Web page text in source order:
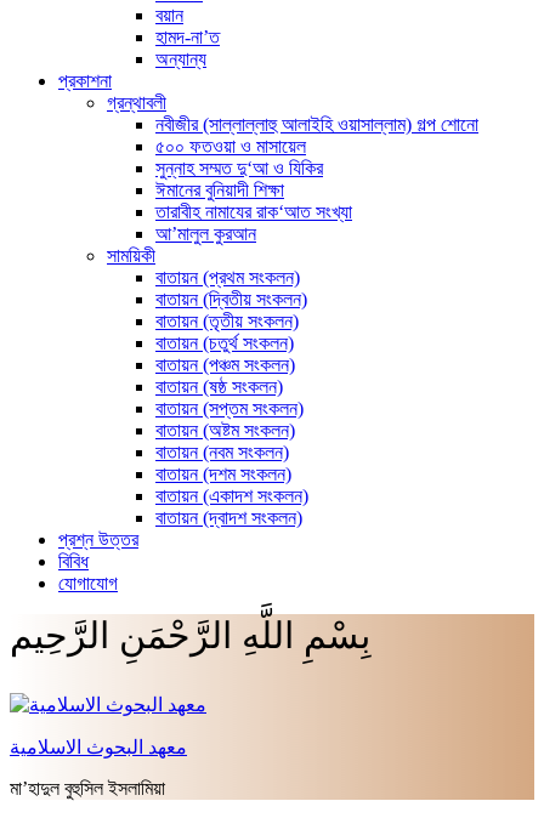
বয়ান
হামদ-না’ত
অন্যান্য
প্রকাশনা
গ্রন্থাবলী
নবীজীর (সাল্লাল্লাহু আলাইহি ওয়াসাল্লাম) গল্প শোনো
৫০০ ফতওয়া ও মাসায়েল
সুন্নাহ সম্মত দু‘আ ও যিকির
ঈমানের বুনিয়াদী শিক্ষা
তারাবীহ নামাযের রাক‘আত সংখ্যা
আ’মালুল কুরআন
সাময়িকী
বাতায়ন (প্রথম সংকলন)
বাতায়ন (দ্বিতীয় সংকলন)
বাতায়ন (তৃতীয় সংকলন)
বাতায়ন (চতুর্থ সংকলন)
বাতায়ন (পঞ্চম সংকলন)
বাতায়ন (ষষ্ঠ সংকলন)
বাতায়ন (সপ্তম সংকলন)
বাতায়ন (অষ্টম সংকলন)
বাতায়ন (নবম সংকলন)
বাতায়ন (দশম সংকলন)
বাতায়ন (একাদশ সংকলন)
বাতায়ন (দ্বাদশ সংকলন)
প্রশ্ন উত্তর
বিবিধ
যোগাযোগ
بِسْمِ اللَّهِ الرَّحْمَنِ الرَّحِيم
معهد البحوث الاسلامية
মা’হাদুল বুহুসিল ইসলামিয়া